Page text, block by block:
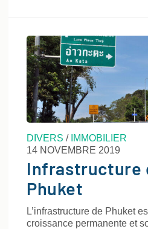
DIVERS / IMMOBILIER
14 NOVEMBRE 2019
Infrastructure
Phuket
L’infrastructure de Phuket
croissance permanente et